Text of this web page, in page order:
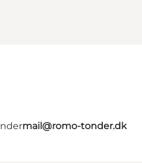
mail@romo-tonder.dk